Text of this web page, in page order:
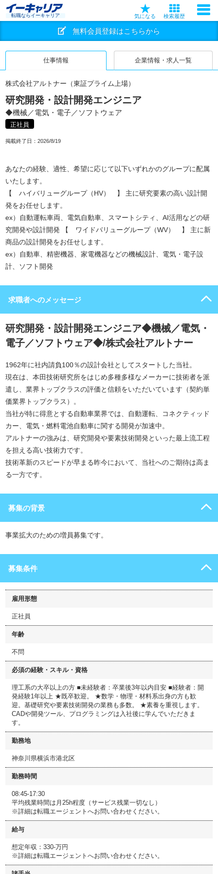
転職ならイーキャリア 気になる 検索履歴
無料会員登録はこちらから
仕事情報 企業情報・求人一覧
株式会社アルトナー（東証プライム上場）
研究開発・設計開発エンジニア
◆機械／電気・電子／ソフトウェア
正社員
掲載終了日： 2026/8/19
あなたの経験、適性、希望に応じて以下いずれかのグループに配属
いたします。
【 ハイバリューグループ（HV） 】 主に研究要素の高い設計開
発をお任せします。
ex）自動運転車両、電気自動車、スマートシティ、AI活用などの研
究開発や設計開発 【 ワイドバリューグループ（WV） 】 主に新
商品の設計開発をお任せします。
ex）自動車、精密機器、家電機器などの機械設計、電気・電子設
計、ソフト開発
求職者へのメッセージ
研究開発・設計開発エンジニア◆機械／電気・
電子／ソフトウェア◆/株式会社アルトナー
1962年に社内請負100％の設計会社としてスタートした当社。
現在は、本田技術研究所をはじめ多種多様なメーカーに技術者を派
遣し、業界トップクラスの評価と信頼をいただいています（契約単
価業界トップクラス）。
当社が特に得意とする自動車業界では、自動運転、コネクティッド
カー、電気・燃料電池自動車に関する開発が加速中。
アルトナーの強みは、研究開発や要素技術開発といった最上流工程
を担える高い技術力です。
技術革新のスピードが早まる昨今において、当社へのご期待は高ま
る一方です。
募集の背景
事業拡大のための増員募集です。
募集条件
雇用形態
正社員
年齢
不問
必須の経験・スキル・資格
理工系の大卒以上の方 ■未経験者：卒業後3年以内目安 ■経験者：開
発経験1年以上 ★既卒歓迎。 ★数学・物理・材料系出身の方も歓
迎。基礎研究や要素技術開発の業務も多数。 ★素養を重視します。
CADや開発ツール、プログラミングは入社後に学んでいただきま
す。
勤務地
神奈川県横浜市港北区
勤務時間
08:45-17:30
平均残業時間は月25h程度（サービス残業一切なし）
※詳細は転職エージェントへお問い合わせください。
給与
想定年収：330-万円
※詳細は転職エージェントへお問い合わせください。